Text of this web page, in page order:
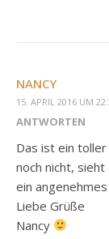
NANCY
15. APRIL 2016 UM
ANTWORTEN
Das ist ein
noch nicht,
ein
Liebe Grüße
Nancy